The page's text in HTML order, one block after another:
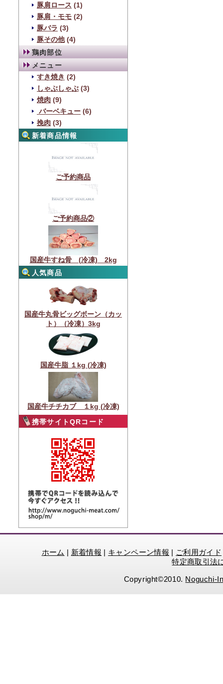
豚肩ロース (1)
豚肩・モモ (2)
豚バラ (3)
豚その他(4)
鶏肉部位
メニュー
すき焼き (2)
しゃぶしゃぶ (3)
焼肉 (9)
バーベキュー (6)
挽肉 (3)
新着商品情報
ご予約商品
ご予約商品②
国産牛すね骨 (冷凍) 2kg
人気商品
国産牛丸骨ビッグボーン（カッ
ト）（冷凍）3kg
国産牛脂 １kg (冷凍)
国産牛チチカブ １kg (冷凍)
携帯サイトQRコード
ホーム 新着情報 キャンペーン情報 ご利用ガイド
特定商取引法
Copyright©2010. Noguchi-